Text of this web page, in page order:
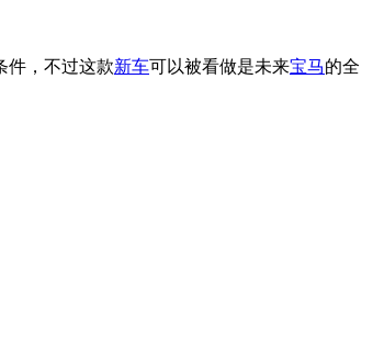
件，不过这款新车可以被看做是未来宝马的全